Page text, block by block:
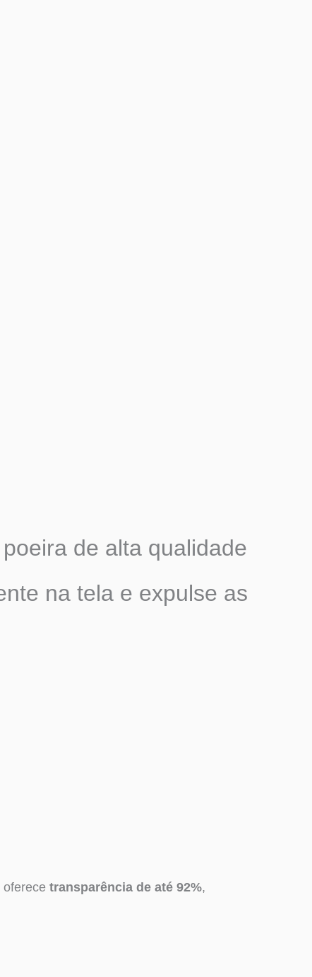
de alta qualidade
na tela e expulse as
oferece transparência de até 92%,